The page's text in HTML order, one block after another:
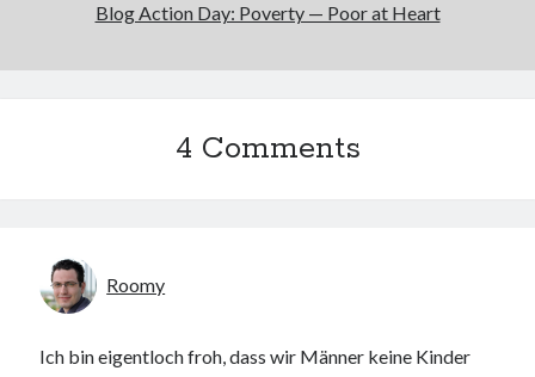
Blog Action Day: Poverty — Poor at Heart
4 Comments
Roomy
Ich bin eigentloch froh, dass wir Männer keine Kinder